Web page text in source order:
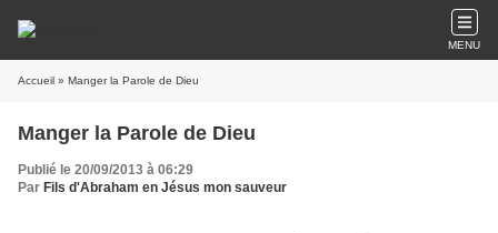
MENU
Accueil » Manger la Parole de Dieu
Manger la Parole de Dieu
Publié le 20/09/2013 à 06:29
Par Fils d'Abraham en Jésus mon sauveur